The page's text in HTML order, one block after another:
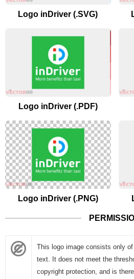
Logo inDriver (.SVG)
Logo inDriver (.PDF)
Logo inDriver (.PNG)
This logo image consists only
text. It does not meet the
copyright protection, and is